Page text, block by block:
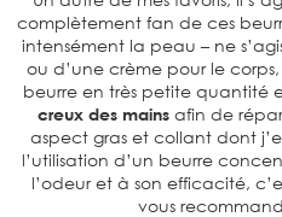
complètement fan de ces
intensément la peau – ne
ou d’une crème pour le
beurre en très petite quantité
creux des mains afin de
aspect gras et collant dont
l’utilisation d’un beurre
l’odeur et à son efficacité,
vous